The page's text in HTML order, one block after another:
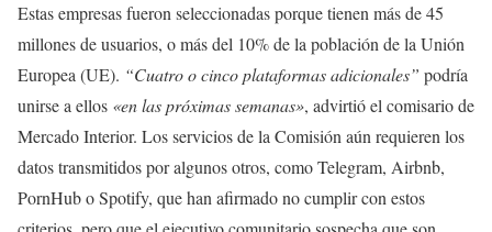
Estas empresas fueron seleccionadas porque tienen más de 45
millones de usuarios, o más del 10% de la población de la Unión
Europea (UE). “Cuatro o cinco plataformas adicionales” podría
unirse a ellos «en las próximas semanas», advirtió el comisario de
Mercado Interior. Los servicios de la Comisión aún requieren los
datos transmitidos por algunos otros, como Telegram, Airbnb,
PornHub o Spotify, que han afirmado no cumplir con estos